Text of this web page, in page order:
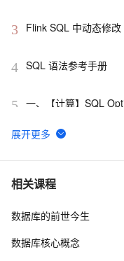
3 Flink SQL 中动态修
4 SQL 语法参考手册
5 一、【计算】SQL
6 SQL Server Alert发送
7 无法使用SQL login去
8 SQL优化常用方法8
相关课程
数据库的前世今生
数据库核心概念